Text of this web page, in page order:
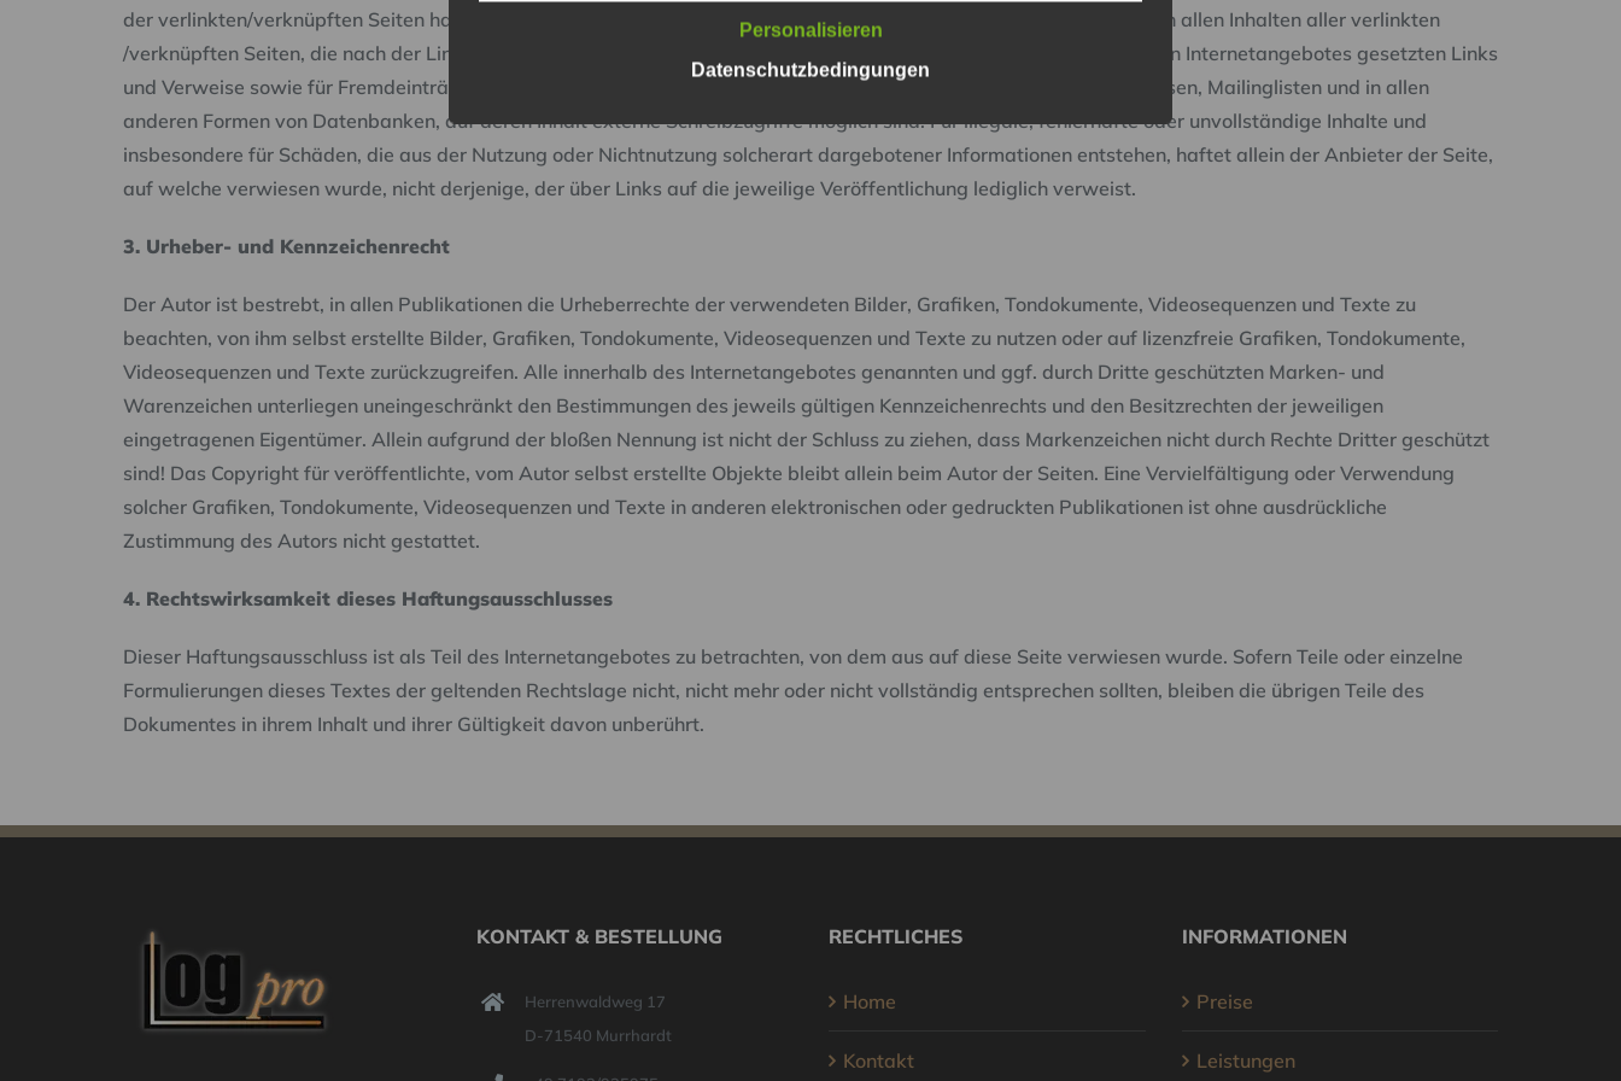
der verlinkten/verknüpften Seiten hat der Autor keinerlei Einfluss. Deshalb distanziert er sich hiermit ausdrücklich von allen Inhalten aller verlinkten
/verknüpften Seiten, die nach der Linksetzung verändert wurden. Diese Feststellung gilt für alle innerhalb des eigenen Internetangebotes gesetzten Links
und Verweise sowie für Fremdeinträge in vom Autor eingerichteten Gästebüchern, Diskussionsforen, Linkverzeichnissen, Mailinglisten und in allen
anderen Formen von Datenbanken, auf deren Inhalt externe Schreibzugriffe möglich sind. Für illegale, fehlerhafte oder unvollständige Inhalte und
insbesondere für Schäden, die aus der Nutzung oder Nichtnutzung solcherart dargebotener Informationen entstehen, haftet allein der Anbieter der Seite,
auf welche verwiesen wurde, nicht derjenige, der über Links auf die jeweilige Veröffentlichung lediglich verweist.
3. Urheber- und Kennzeichenrecht
Der Autor ist bestrebt, in allen Publikationen die Urheberrechte der verwendeten Bilder, Grafiken, Tondokumente, Videosequenzen und Texte zu
beachten, von ihm selbst erstellte Bilder, Grafiken, Tondokumente, Videosequenzen und Texte zu nutzen oder auf lizenzfreie Grafiken, Tondokumente,
Videosequenzen und Texte zurückzugreifen. Alle innerhalb des Internetangebotes genannten und ggf. durch Dritte geschützten Marken- und
Warenzeichen unterliegen uneingeschränkt den Bestimmungen des jeweils gültigen Kennzeichenrechts und den Besitzrechten der jeweiligen
eingetragenen Eigentümer. Allein aufgrund der bloßen Nennung ist nicht der Schluss zu ziehen, dass Markenzeichen nicht durch Rechte Dritter geschützt
sind! Das Copyright für veröffentlichte, vom Autor selbst erstellte Objekte bleibt allein beim Autor der Seiten. Eine Vervielfältigung oder Verwendung
solcher Grafiken, Tondokumente, Videosequenzen und Texte in anderen elektronischen oder gedruckten Publikationen ist ohne ausdrückliche
Zustimmung des Autors nicht gestattet.
4. Rechtswirksamkeit dieses Haftungsausschlusses
Dieser Haftungsausschluss ist als Teil des Internetangebotes zu betrachten, von dem aus auf diese Seite verwiesen wurde. Sofern Teile oder einzelne
Formulierungen dieses Textes der geltenden Rechtslage nicht, nicht mehr oder nicht vollständig entsprechen sollten, bleiben die übrigen Teile des
Dokumentes in ihrem Inhalt und ihrer Gültigkeit davon unberührt.
KONTAKT & BESTELLUNG
Herrenwaldweg 17
D-71540 Murrhardt
RECHTLICHES
Home
Kontakt
INFORMATIONEN
Preise
Leistungen
Personalisieren
Datenschutzbedingungen